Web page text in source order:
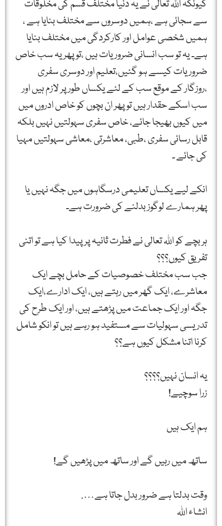
کیونکہ اللہ تعالی نے یہ دنیا مختلف قسم کی مخلوقات
سے سجائی ہے ،ہمیں دوسروں سے مختلف بنایا ہے ،
ہمیں شخصی عوامل اور کارکردگی میں مختلف بنایا
ہے۔ یہ تو سب انسانی ضروریات ہیں ،تو پھر یہ سب خاص
ضروریات کیسے ہو گئیں،تعلیم اور دوسری سفری
،روزگار کے موقع سب کے لئے یکساں طور پر لازم ہیں اور
سب اسکے حقدار ہیں تو پھر ان بچوں کو خاص ادروں میں
میں کیوں بھیجا جائے، خاص سفری سہولتیں نہیں بلکہ
قابل رسائی سفری ،طبی، معاشرتی ،معاشی سہولتیں مہیا
کی جائے ۔
انکے لیے یکساں تعلیمی درسگاہوں میں جگہ نہیں یا
پھر ہمارے لوگوز بدلنے کی ضرورت ہے۔
ہر بچے کو اللہ تعالی نے فطرت ثانیہ پر پیدا کیا ہے تو اتنی
تفریق کیوں؟؟؟
جب سب مختلف خصوصیات کے حامل بچے ایک
معاشرے، ایک گھر میں رہتے ہیں، ایک ادارے،ایک
جگہ اور ایک جماعت میں پڑھتے ہیں، اور ایک طرح کی
تدریسی سہولیات سے مستفید ہو رہے ہیں تو انکو شامل
کرنا اتنا مشکل کیوں ہے؟؟
یہ انسان نہیں؟؟؟؟
زرا سوچیے!
ہم ایک ہیں
ساتھ میں رہیں گے اور ساتھ میں پڑھیں گے!
وقت بدلتا ہے ضرور بدل جاتا ہے….
انشاء اللہ